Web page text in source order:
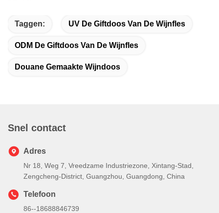
Taggen: UV De Giftdoos Van De Wijnfles
ODM De Giftdoos Van De Wijnfles
Douane Gemaakte Wijndoos
Snel contact
Adres
Nr 18, Weg 7, Vreedzame Industriezone, Xintang-Stad,
Zengcheng-District, Guangzhou, Guangdong, China
Telefoon
86--18688846739